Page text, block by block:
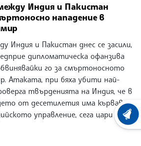
Индия и Пакистан
нападение в
Индия и Пакистан днес се засили,
дипломатическа офанзива
го за смъртоносното
Атаката, при бяха убити най-
твърденията на Индия, че в
от десетилетия има кървави
управление, сега цари